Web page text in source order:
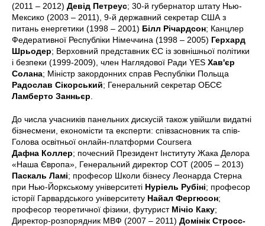
(2011 – 2012) Девід Петреус; 30-й губернатор штату Нью-
Мексико (2003 – 2011), 9-й державний секретар США з
питань енергетики (1998 – 2001) Білл Річардсон; Канцлер
Федеративної Республіки Німеччина (1998 – 2005) Герхард
Шрьодер; Верховний представник ЄС із зовнішньої політики
і безпеки (1999-2009), член Наглядової Ради YES Хав'єр
Солана; Міністр закордонних справ Республіки Польща
Радослав Сікорський; Генеральний секретар ОБСЄ
Ламберто Занньєр
До числа учасників панельних дискусій також увійшли видатні
бізнесмени, економісти та експерти: співзасновник та спів-
Голова освітньої онлайн-платформи Coursera
Дафна Коллер; почесний Президент Інституту Жака Делора
«Наша Європа», Генеральний директор СОТ (2005 – 2013)
Паскаль Ламі; професор Школи бізнесу Леонарда Стерна
при Нью-Йоркському університеті Нуріель Рубіні; професор
історії Гарвардського університету Найал Фергюсон;
професор теоретичної фізики, футурист Мічіо Каку;
Директор-розпорядник МВФ (2007 – 2011) Домінік Стросс-